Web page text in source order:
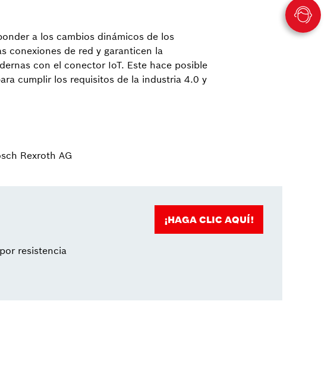
a los cambios dinámicos de los
conexiones de red y garanticen la
con el conector IoT. Este hace posible
cumplir los requisitos de la industria 4.0 y
Rexroth AG
resistencia
¡HAGA CLIC AQUÍ!